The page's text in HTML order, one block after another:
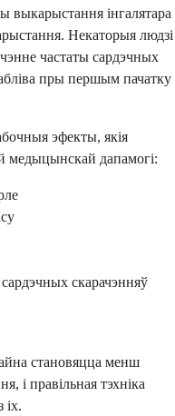
выкарыстання інгалятара
Некаторыя людзі
частаты сардэчных
пры першым пачатку
эфекты, якія
медыцынскай дапамогі:
скарачэнняў
становяцца менш
і правільная тэхніка
іх.